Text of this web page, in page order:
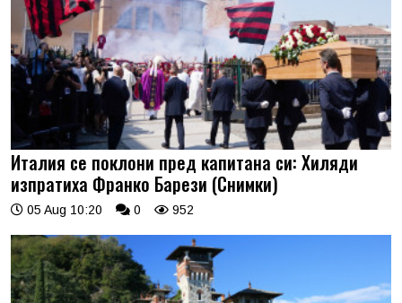
Италия се поклони пред капитана си: Хиляди
изпратиха Франко Барези (Снимки)
05 Aug 10:20 0 952